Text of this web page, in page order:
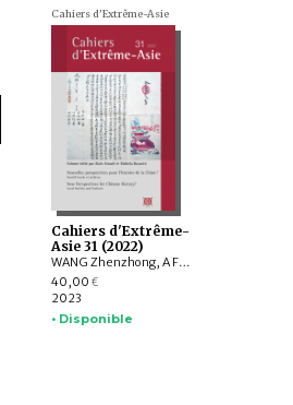
Cahiers d'Extrême-Asie
Cahiers d'Extrême-
Asie 31 (2022)
WANG Zhenzhong, A Feng, ZHANG Yi, SATŌ Yoshifumi, HUANG Zhifan, LIU Shigu, ZHENG Zhenman, LUI Wing Sing, LIU Boshan, YANG Cheng
40,00 €
2023
• Disponible